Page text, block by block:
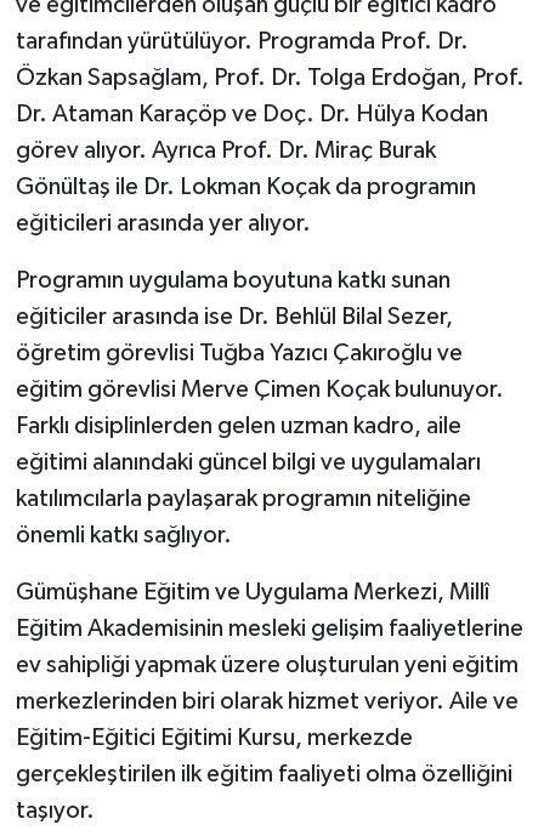
ve eğitimcilerden oluşan güçlü bir eğitici kadro
tarafından yürütülüyor. Programda Prof. Dr.
Özkan Sapsağlam, Prof. Dr. Tolga Erdoğan, Prof.
Dr. Ataman Karaçöp ve Doç. Dr. Hülya Kodan
görev alıyor. Ayrıca Prof. Dr. Miraç Burak
Gönültaş ile Dr. Lokman Koçak da programın
eğiticileri arasında yer alıyor.
Programın uygulama boyutuna katkı sunan
eğiticiler arasında ise Dr. Behlül Bilal Sezer,
öğretim görevlisi Tuğba Yazıcı Çakıroğlu ve
eğitim görevlisi Merve Çimen Koçak bulunuyor.
Farklı disiplinlerden gelen uzman kadro, aile
eğitimi alanındaki güncel bilgi ve uygulamaları
katılımcılarla paylaşarak programın niteliğine
önemli katkı sağlıyor.
Gümüşhane Eğitim ve Uygulama Merkezi, Millî
Eğitim Akademisinin mesleki gelişim faaliyetlerine
ev sahipliği yapmak üzere oluşturulan yeni eğitim
merkezlerinden biri olarak hizmet veriyor. Aile ve
Eğitim-Eğitici Eğitimi Kursu, merkezde
gerçekleştirilen ilk eğitim faaliyeti olma özelliğini
taşıyor.